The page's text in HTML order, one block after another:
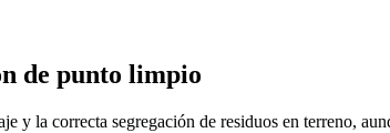
de punto limpio
y la correcta segregación de residuos en terreno,